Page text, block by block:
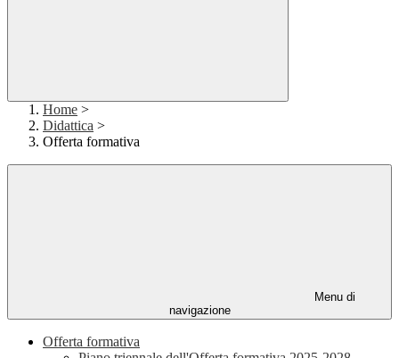
Home >
Didattica >
Offerta formativa
Menu di
navigazione
Offerta formativa